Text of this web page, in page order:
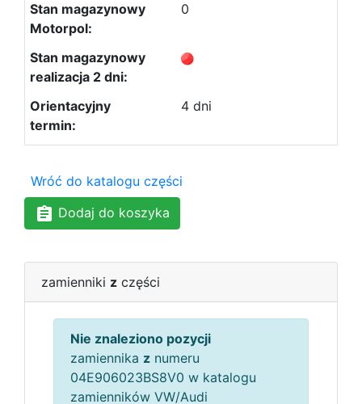
0
4 dni
Wróć do katalogu części
Dodaj do koszyka
zamienniki z części
Nie znaleziono pozycji
zamiennika z numeru
04E906023BS8V0 w katalogu
zamienników VW/Audi